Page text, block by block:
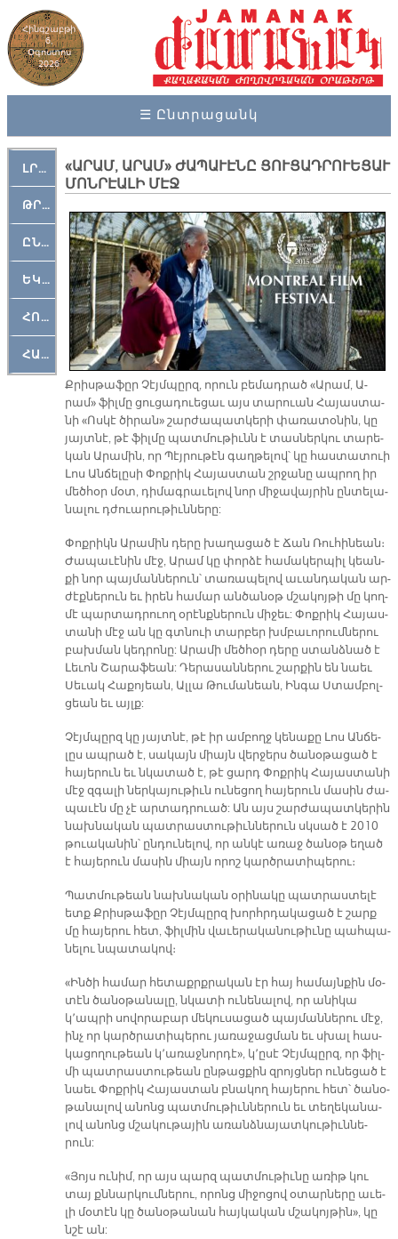
Հինգշաբթի
6,
Օգոստոս
2026
☰ Ընտրացանկ
ԼՐԱՀՈՍ
ԹՐՔԱՀԱՅ ԿԵԱՆՔ
ԸՆԿԵՐԱՄՇԱԿՈՒԹԱՅԻՆ
ԵԿԵՂԵՑԱԿԱՆ
ՀՈԳԵՄՏԱՒՈՐ
ՀԱՐԹԱԿ
«ԱՐԱՄ, ԱՐԱՄ» ԺԱՊԱՒԷՆԸ ՑՈՒՑԱԴՐՈՒԵՑԱՒ
ՄՈՆՐԷԱԼԻ ՄԷՋ
Քրիս­թա­ֆըր Չէյմ­պըրզ, ո­րուն բե­մադ­րած «Ա­րամ, Ա­
րամ» ֆիլ­մը ցու­ցա­դո­ւե­ցաւ այս տա­րո­ւան Հա­յաս­տա­
նի «Ոս­կէ ծի­րան» շար­ժա­պատ­կե­րի փա­ռա­տօ­նին, կը
յայտ­նէ, թէ ֆիլ­մը պատ­մու­թիւնն է տաս­ներ­կու տա­րե­
կան Ա­րա­մին, որ Պէյ­րու­թէն գաղ­թե­լով՝ կը հաս­տա­տո­ւի
Լոս Ան­ճե­լը­սի Փոք­րիկ Հա­յաս­տան շրջա­նը ապ­րող իր
մեծ­հօր մօտ, դի­մագ­րա­ւե­լով նոր մի­ջա­վայ­րին ըն­տե­լա­
նա­լու դժո­ւա­րու­թիւն­նե­րը:
Փոք­րիկն Ա­րա­մին դե­րը խա­ղա­ցած է Ճան Ռու­հի­նեան։
Ժա­պա­ւէ­նին մէջ, Ա­րամ կը փոր­ձէ հա­մա­կեր­պիլ կեան­
քի նոր պայ­ման­նե­րուն՝ տա­ռա­պե­լով ա­ւան­դա­կան ար­
ժէք­նե­րուն եւ ի­րեն հա­մար ան­ծա­նօթ մշա­կոյ­թի մը կող­
մէ պար­տադ­րո­ւող օ­րէնք­նե­րուն մի­ջեւ: Փոք­րիկ Հա­յաս­
տա­նի մէջ ան կը գտնո­ւի տար­բեր խմբա­ւո­րում­նե­րու
բախ­ման կեդ­րո­նը: Ա­րա­մի մեծ­հօր դե­րը ստանձ­նած է
Լե­ւոն Շա­րա­ֆեան: Դե­րա­սան­նե­րու շար­քին են նաեւ
Սե­ւակ Հա­քո­յեան, Ալ­լա Թու­մա­նեան, Ին­գա Ստամ­բոլ­
ցեան եւ այլք:
Չէյմ­պըրզ կը յայտ­նէ, թէ իր ամ­բողջ կե­նա­քը Լոս Ան­ճե­
լըս ապ­րած է, սա­կայն միայն վեր­ջերս ծա­նօ­թա­ցած է
հա­յե­րուն եւ նկա­տած է, թէ ցարդ Փոք­րիկ Հա­յաս­տա­նի
մէջ զգա­լի ներ­կա­յու­թիւն ու­նե­ցող հա­յե­րուն մա­սին ժա­
պա­ւէն մը չէ ար­տադ­րո­ւած: Ան այս շար­ժա­պատ­կե­րին
նախ­նա­կան պատ­րաս­տու­թիւն­նե­րուն սկսած է 2010
թո­ւա­կա­նին՝ ըն­դու­նե­լով, որ ան­կէ ա­ռաջ ծա­նօթ ե­ղած
է հա­յե­րուն մա­սին միայն ո­րոշ կարծ­րա­տի­պե­րու։
Պատ­մու­թեան նախ­նա­կան օ­րի­նա­կը պատ­րաս­տե­լէ
ետք Քրիս­թա­ֆըր Չէյմ­պըրզ խորհր­դա­կա­ցած է շարք
մը հա­յե­րու հետ, ֆիլ­մին վա­ւե­րա­կա­նու­թիւ­նը պահ­պա­
նե­լու նպա­տա­կով։
«Ին­ծի հա­մար հե­տաքրք­րա­կան էր հայ հա­մայն­քին մօ­
տէն ծա­նօ­թա­նա­լը, նկա­տի ու­նե­նա­լով, որ ա­նի­կա
կ՚ապ­րի սո­վո­րա­բար մե­կու­սա­ցած պայ­ման­նե­րու մէջ,
ինչ որ կարծ­րա­տի­պե­րու յա­ռա­ջաց­ման եւ սխալ հաս­
կա­ցո­ղու­թեան կ՚ա­ռաջ­նոր­դէ», կ՚ը­սէ Չէյմ­պըրզ, որ ֆիլ­
մի պատ­րաս­տու­թեան ըն­թաց­քին զրոյց­ներ ու­նե­ցած է
նաեւ Փոք­րիկ Հա­յաս­տան բնա­կող հա­յե­րու հետ՝ ծա­նօ­
թա­նա­լով ա­նոնց պատ­մու­թիւն­նե­րուն եւ տե­ղե­կա­նա­
լով ա­նոնց մշա­կու­թա­յին ա­ռանձ­նա­յատ­կու­թիւն­նե­
րուն:
«Յոյս ու­նիմ, որ այս պարզ պատ­մու­թիւ­նը ա­ռիթ կու
տայ քննար­կում­նե­րու, ո­րոնց մի­ջո­ցով օ­տար­նե­րը ա­ւե­
լի մօ­տէն կը ծա­նօ­թա­նան հայ­կա­կան մշա­կոյ­թին», կը
նշէ ան: